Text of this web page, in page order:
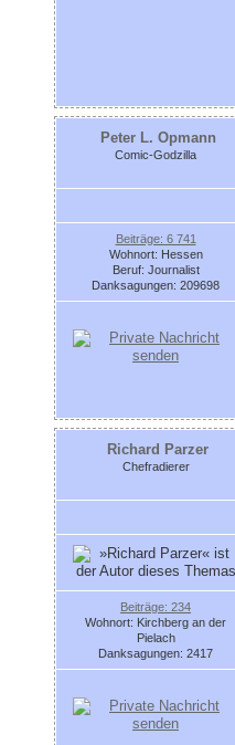
Peter L. Opmann
Comic-Godzilla
Beiträge: 6 741
Wohnort: Hessen
Beruf: Journalist
Danksagungen: 209698
Richard Parzer
Chefradierer
Beiträge: 234
Wohnort: Kirchberg an der
Pielach
Danksagungen: 2417